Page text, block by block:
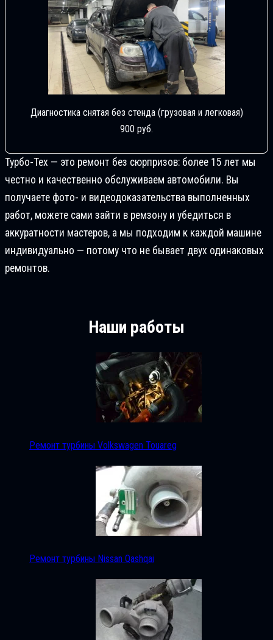
Диагностика снятая без стенда (грузовая и легковая)
900 руб.
Турбо-Тех — это ремонт без сюрпризов: более 15 лет мы
честно и качественно обслуживаем автомобили. Вы
получаете фото- и видеодоказательства выполненных
работ, можете сами зайти в ремзону и убедиться в
аккуратности мастеров, а мы подходим к каждой машине
индивидуально — потому что не бывает двух одинаковых
ремонтов.
Наши работы
Ремонт турбины Volkswagen Touareg
Ремонт турбины Nissan Qashqai